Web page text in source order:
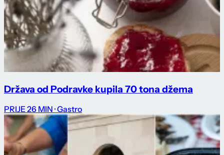
Država od Podravke kupila 70 tona džema
PRIJE 26 MIN · Gastro